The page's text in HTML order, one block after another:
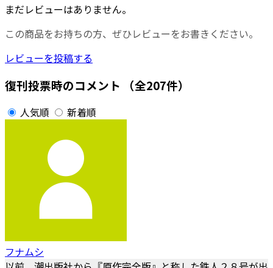
まだレビューはありません。
この商品をお持ちの方、ぜひレビューをお書きください。
レビューを投稿する
復刊投票時のコメント （全207件）
人気順 新着順
フナムシ